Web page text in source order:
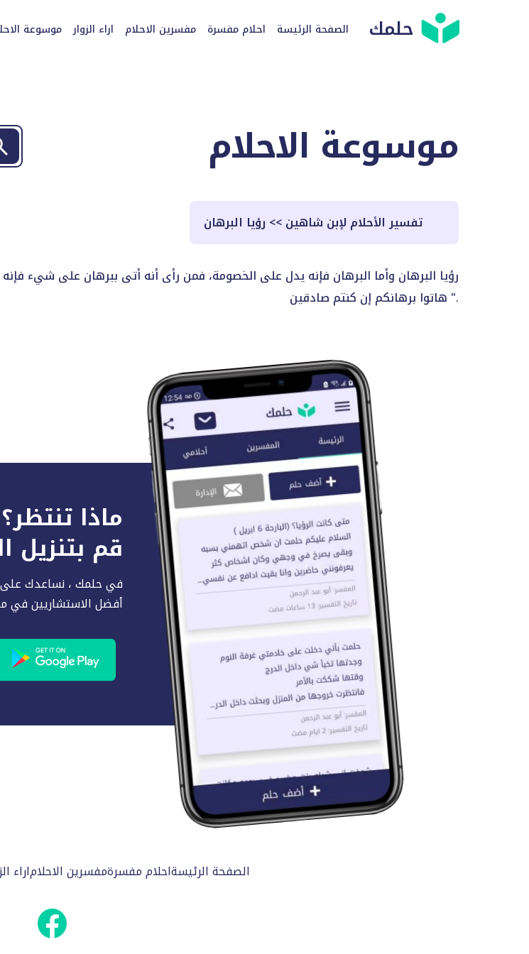
حلمك الصفحة الرئيسة احلام مفسرة مفسرين الاحلام اراء الزوار موسوعة
موسوعة الاحلام
تفسير الأحلام لإبن شاهين>> رؤيا البرهان
رؤيا البرهان وأما البرهان فإنه يدل على الخصومة، فمن رأى أنه أتى ببرهان على
هاتوا برهانكم إن كنتم صادقين ".
ماذا تنتظر؟
قم بتنزيل
في حلمك ، نساعدك
أفضل الاستشاريين في
الصفحة الرئيسةاحلام مفسرةمفسرين الاحلاماراء